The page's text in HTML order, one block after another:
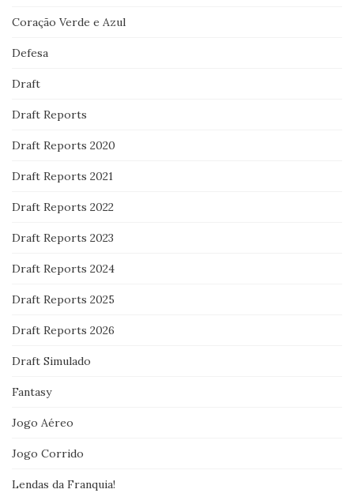
Coração Verde e Azul
Defesa
Draft
Draft Reports
Draft Reports 2020
Draft Reports 2021
Draft Reports 2022
Draft Reports 2023
Draft Reports 2024
Draft Reports 2025
Draft Reports 2026
Draft Simulado
Fantasy
Jogo Aéreo
Jogo Corrido
Lendas da Franquia!